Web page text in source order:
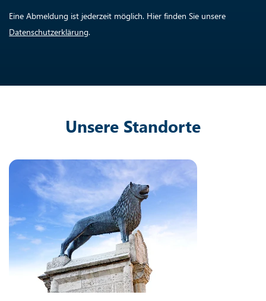
Eine Abmeldung ist jederzeit möglich. Hier finden Sie unsere
Datenschutzerklärung.
Unsere Standorte